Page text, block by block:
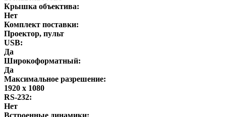
Крышка объектива:
Нет
Комплект поставки:
Проектор, пульт
USB:
Да
Широкоформатный:
Да
Максимальное разрешение:
1920 x 1080
RS-232:
Нет
Встроенные динамики: